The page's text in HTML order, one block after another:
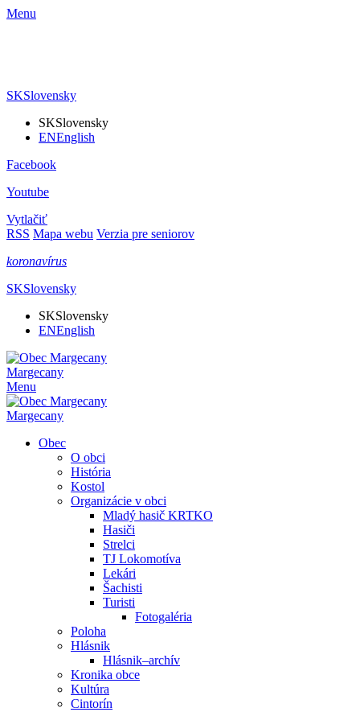
Menu
SKSlovensky
SKSlovensky
ENEnglish
Facebook
Youtube
Vytlačiť
RSS Mapa webu Verzia pre seniorov
koronavírus
SKSlovensky
SKSlovensky
ENEnglish
Margecany
Menu
Margecany
Obec
O obci
História
Kostol
Organizácie v obci
Mladý hasič KRTKO
Hasiči
Strelci
TJ Lokomotíva
Lekári
Šachisti
Turisti
Fotogaléria
Poloha
Hlásnik
Hlásnik–archív
Kronika obce
Kultúra
Cintorín